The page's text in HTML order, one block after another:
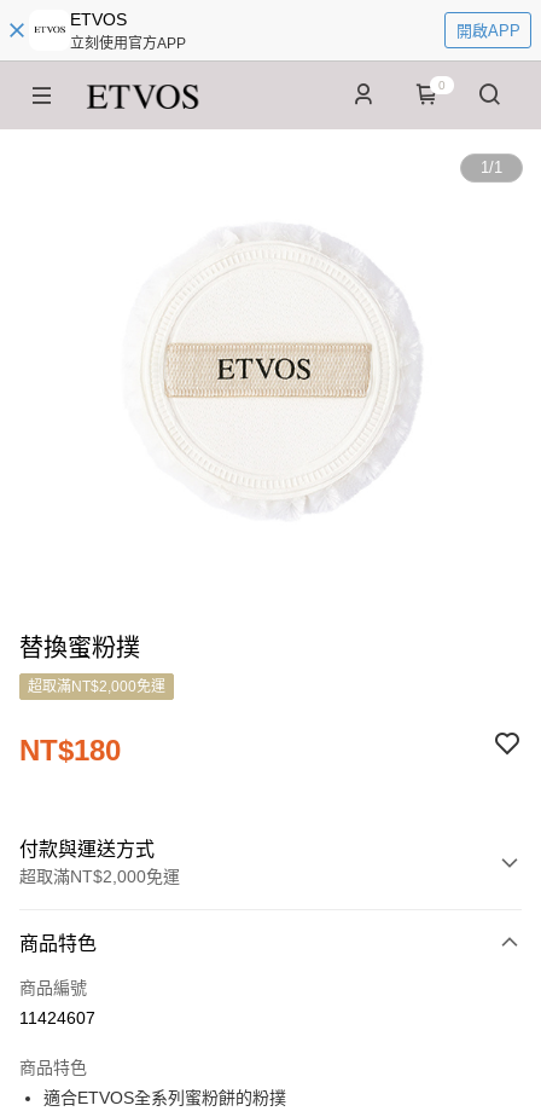
ETVOS
立刻使用官方APP
開啟APP
0
1/1
替換蜜粉撲
超取滿NT$2,000免運
NT$180
付款與運送方式
超取滿NT$2,000免運
信用卡一次付款
LINE Pay
街口支付
商品特色
商品編號
11424607
商品特色
適合ETVOS全系列蜜粉餅的粉撲